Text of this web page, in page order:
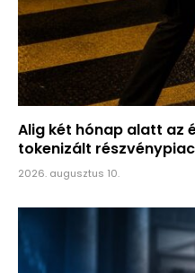
Alig két hónap alatt az
tokenizált
2026. augusztus 10.